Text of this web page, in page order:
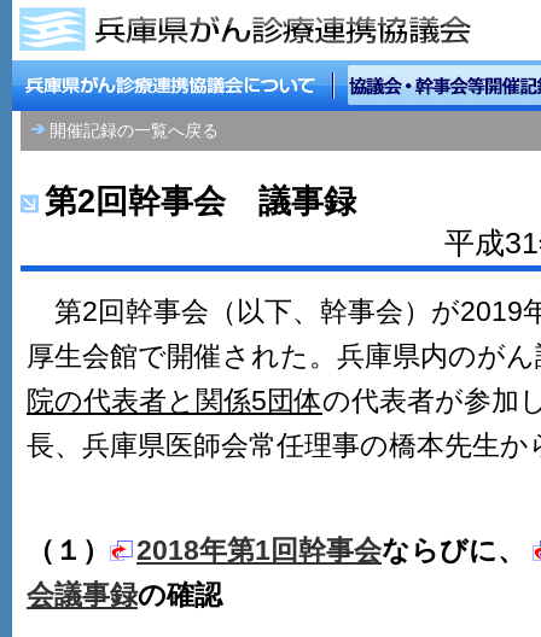
開催記録の一覧へ戻る
第2回幹事会 議事録
平成
第2回幹事会（以下、幹事会）が2019
厚生会館で開催された。兵庫県内のが
院の代表者と関係5団体の代表者が参加
長、兵庫県医師会常任理事の橋本先生
（１） 2018年第1回幹事会ならびに、
会議事録の確認